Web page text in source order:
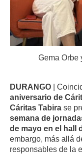
Gema Orbe
DURANGO |
aniversario de
Cáritas Tabira se
semana de
de mayo en el hall
embargo, más allá
responsables de la